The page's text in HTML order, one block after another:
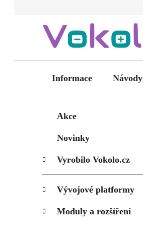
Informace Návody
r
a
n
í
kategorie
g
r
i
Akce
Novinky
Vyrobilo Vokolo.cz
Vývojové platformy
Moduly a rozšíření